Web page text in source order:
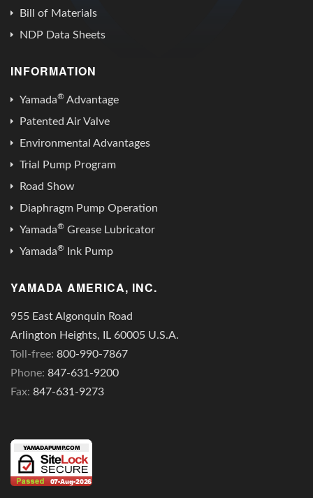
Bill of Materials
NDP Data Sheets
INFORMATION
Yamada® Advantage
Patented Air Valve
Environmental Advantages
Trial Pump Program
Road Show
Diaphragm Pump Operation
Yamada® Grease Lubricator
Yamada® Ink Pump
YAMADA AMERICA, INC.
955 East Algonquin Road
Arlington Heights, IL 60005 U.S.A.
Toll-free: 800-990-7867
Phone: 847-631-9200
Fax: 847-631-9273